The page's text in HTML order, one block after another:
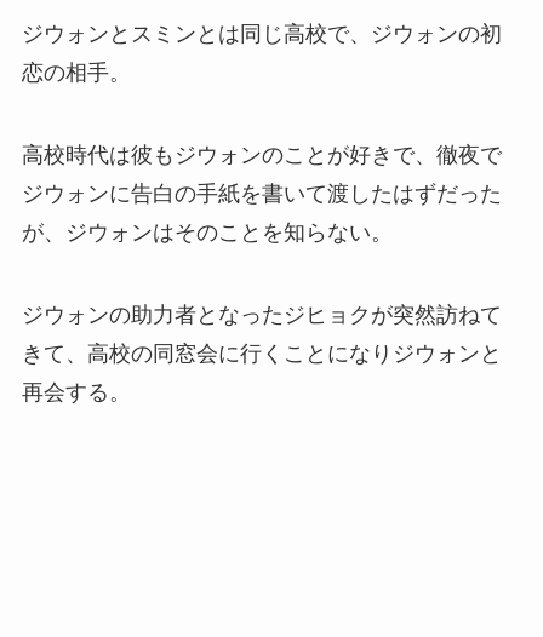
ジウォンとスミンとは同じ高校で、ジウォンの初
恋の相手。
高校時代は彼もジウォンのことが好きで、徹夜で
ジウォンに告白の手紙を書いて渡したはずだった
が、ジウォンはそのことを知らない。
ジウォンの助力者となったジヒョクが突然訪ねて
きて、高校の同窓会に行くことになりジウォンと
再会する。